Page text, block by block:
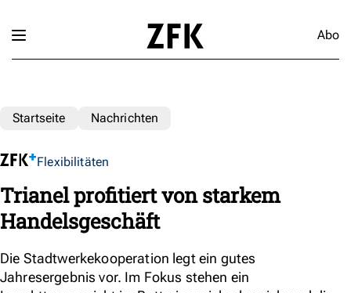
Abo
Startseite Nachrichten
Flexibilitäten
Trianel profitiert von starkem
Handelsgeschäft
Die Stadtwerkekooperation legt ein gutes
Jahresergebnis vor. Im Fokus stehen ein